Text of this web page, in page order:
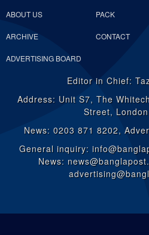
ABOUT US PACK
ARCHIVE CONTACT
ADVERTISING BOARD
Editor in Chief:
Address: Unit S7, The
Street,
News: 0203 871 8202,
General inquiry:
News: